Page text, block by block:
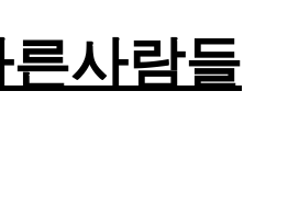
사람들